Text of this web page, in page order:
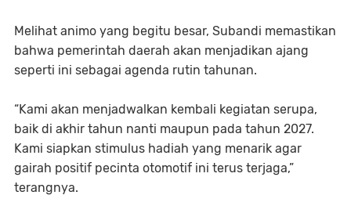
Melihat animo yang begitu besar, Subandi memastikan
bahwa pemerintah daerah akan menjadikan ajang
seperti ini sebagai agenda rutin tahunan.
“Kami akan menjadwalkan kembali kegiatan serupa,
baik di akhir tahun nanti maupun pada tahun 2027.
Kami siapkan stimulus hadiah yang menarik agar
gairah positif pecinta otomotif ini terus terjaga,”
terangnya.